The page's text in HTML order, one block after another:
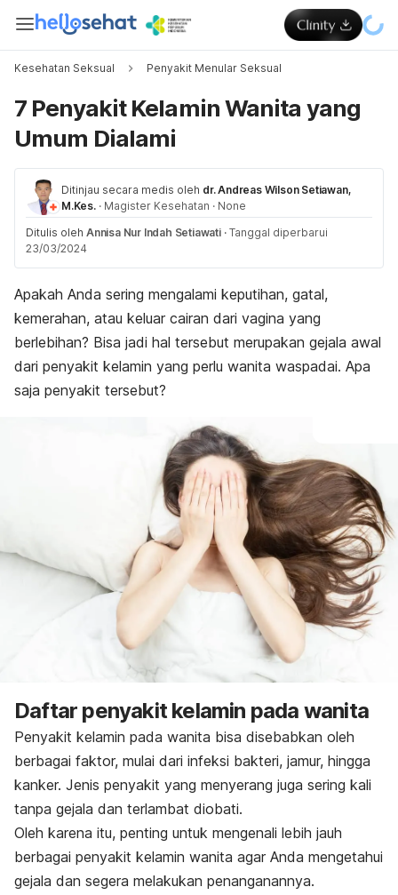
Kesehatan Seksual Penyakit Menular Seksual
7 Penyakit Kelamin Wanita yang
Umum Dialami
Ditinjau secara medis oleh dr. Andreas Wilson Setiawan,
M.Kes. · Magister Kesehatan · None
Ditulis oleh Annisa Nur Indah Setiawati · Tanggal diperbarui
23/03/2024
Apakah Anda sering mengalami keputihan, gatal,
kemerahan, atau keluar cairan dari vagina yang
berlebihan? Bisa jadi hal tersebut merupakan gejala awal
dari penyakit kelamin yang perlu wanita waspadai. Apa
saja penyakit tersebut?
Daftar penyakit kelamin pada wanita
Penyakit kelamin pada wanita bisa disebabkan oleh
berbagai faktor, mulai dari infeksi bakteri, jamur, hingga
kanker. Jenis penyakit yang menyerang juga sering kali
tanpa gejala dan terlambat diobati.
Oleh karena itu, penting untuk mengenali lebih jauh
berbagai penyakit kelamin wanita agar Anda mengetahui
gejala dan segera melakukan penanganannya.